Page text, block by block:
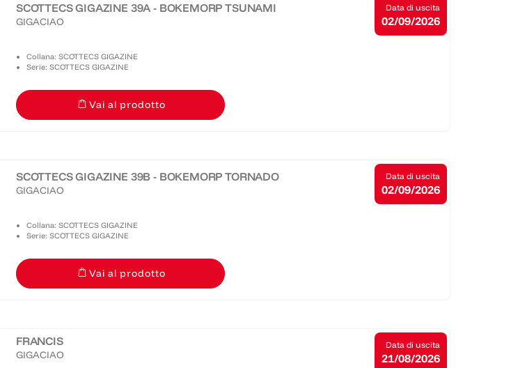
SCOTTECS GIGAZINE 39A - BOKEMORP TSUNAMI
GIGACIAO
Collana: SCOTTECS GIGAZINE
Serie: SCOTTECS GIGAZINE
Vai al prodotto
Data di uscita
02/09/2026
SCOTTECS GIGAZINE 39B - BOKEMORP TORNADO
GIGACIAO
Collana: SCOTTECS GIGAZINE
Serie: SCOTTECS GIGAZINE
Vai al prodotto
Data di uscita
02/09/2026
FRANCIS
GIGACIAO
Data di uscita
21/08/2026